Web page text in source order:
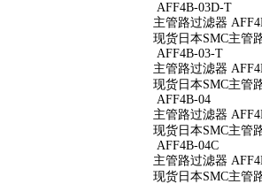
AFF4B-03D-T
主管路过滤器
现货日本SMC主管
AFF4B-03-T
主管路过滤器
现货日本SMC主管
AFF4B-04
主管路过滤器
现货日本SMC主管
AFF4B-04C
主管路过滤器
现货日本SMC主管